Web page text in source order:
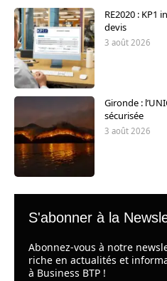
RE2020 : KP1
devis
3 août 2026
Gironde :
sécurisée
3 août 2026
S'abonner à la
Abonnez-vous à notre
riche en actualités et
à Business BTP !